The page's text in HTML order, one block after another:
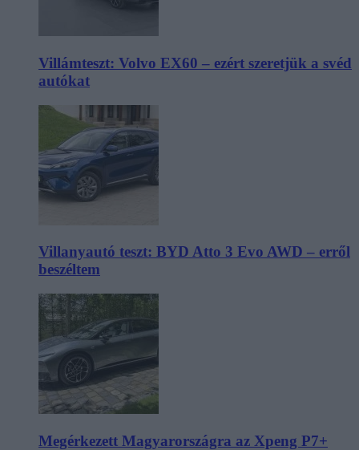
Villámteszt: Volvo EX60 – ezért szeretjük a svéd
autókat
Villanyautó teszt: BYD Atto 3 Evo AWD – erről
beszéltem
Megérkezett Magyarországra az Xpeng P7+